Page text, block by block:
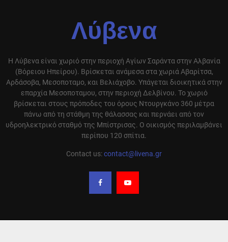
Λύβενα
Η Λύβενα είναι χωριό στην περιοχή Αγίων Σαράντα στην Αλβανία
(Βόρειου Ηπείρου). Βρίσκεται ανάμεσα στα χωριά Αβαρίτσα,
Αρδάσοβα, Μεσοποταμο, και Βελιάχοβο. Υπάγεται διοικητικά στην
επαρχία Μεσοποταμου, στην περιοχή Δελβίνου. Το χωριό
βρίσκεται στους πρόποδες του όρους Ντουργκάνο 360 μέτρα
πάνω από τη στάθμη της θάλασσας και περνάει από τον
υδροηλεκτρικό σταθμό της Μπίστρισας. Ο οικισμός περιλαμβάνει
περίπου 120 σπίτια.
Contact us:contact@livena.gr